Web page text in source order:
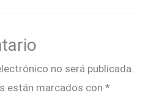
no será publicada.
están marcados con *